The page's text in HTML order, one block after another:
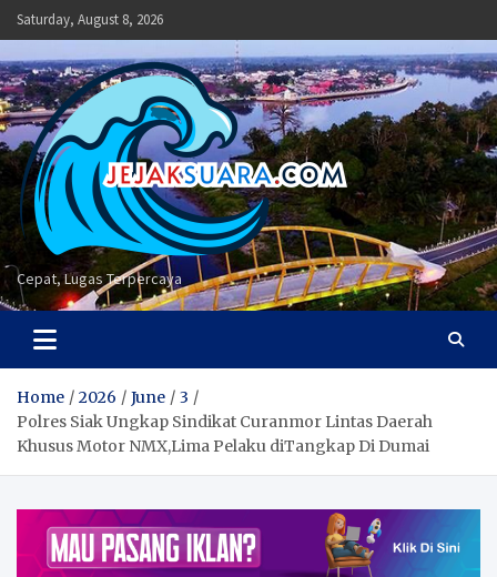
Skip
to
content
Saturday, August 8, 2026
Cepat, Lugas Terpercaya
Home 2026 June
3
Polres Siak Ungkap Sindikat Curanmor Lintas Daerah
Khusus Motor NMX,Lima Pelaku diTangkap Di Dumai